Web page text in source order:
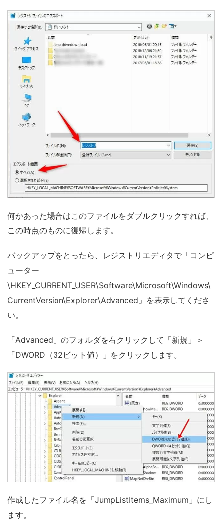
何かあった場合はこのファイルをダブルクリックすれば、
この時点のものに復帰します。
バックアップをとったら、レジストリエディタで「コンピ
ューター
\HKEY_CURRENT_USER\Software\Microsoft\Windows\
CurrentVersion\Explorer\Advanced」を表示してくださ
い。
「Advanced」のフォルダを右クリックして「新規」＞
「DWORD（32ビット値）」をクリックします。
作成したファイル名を「JumpListItems_Maximum」にし
ます。